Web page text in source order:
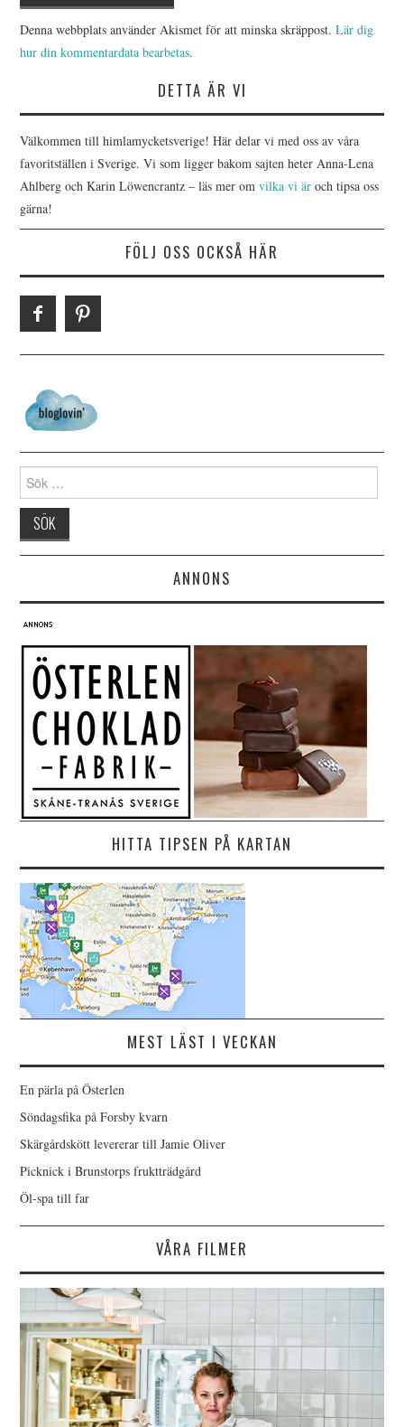
Denna webbplats använder Akismet för att minska skräppost.Lär dig
hur din kommentardata bearbetas.
DETTA ÄR VI
Välkommen till himlamycketsverige! Här delar vi med oss av våra
favoritställen i Sverige. Vi som ligger bakom sajten heter Anna-Lena
Ahlberg och Karin Löwencrantz – läs mer omvilka vi är och tipsa oss
gärna!
FÖLJ OSS OCKSÅ HÄR
Search for:
ANNONS
HITTA TIPSEN PÅ KARTAN
MEST LÄST I VECKAN
En pärla på Österlen
Söndagsfika på Forsby kvarn
Skärgårdskött levererar till Jamie Oliver
Picknick i Brunstorps fruktträdgård
Öl-spa till far
VÅRA FILMER